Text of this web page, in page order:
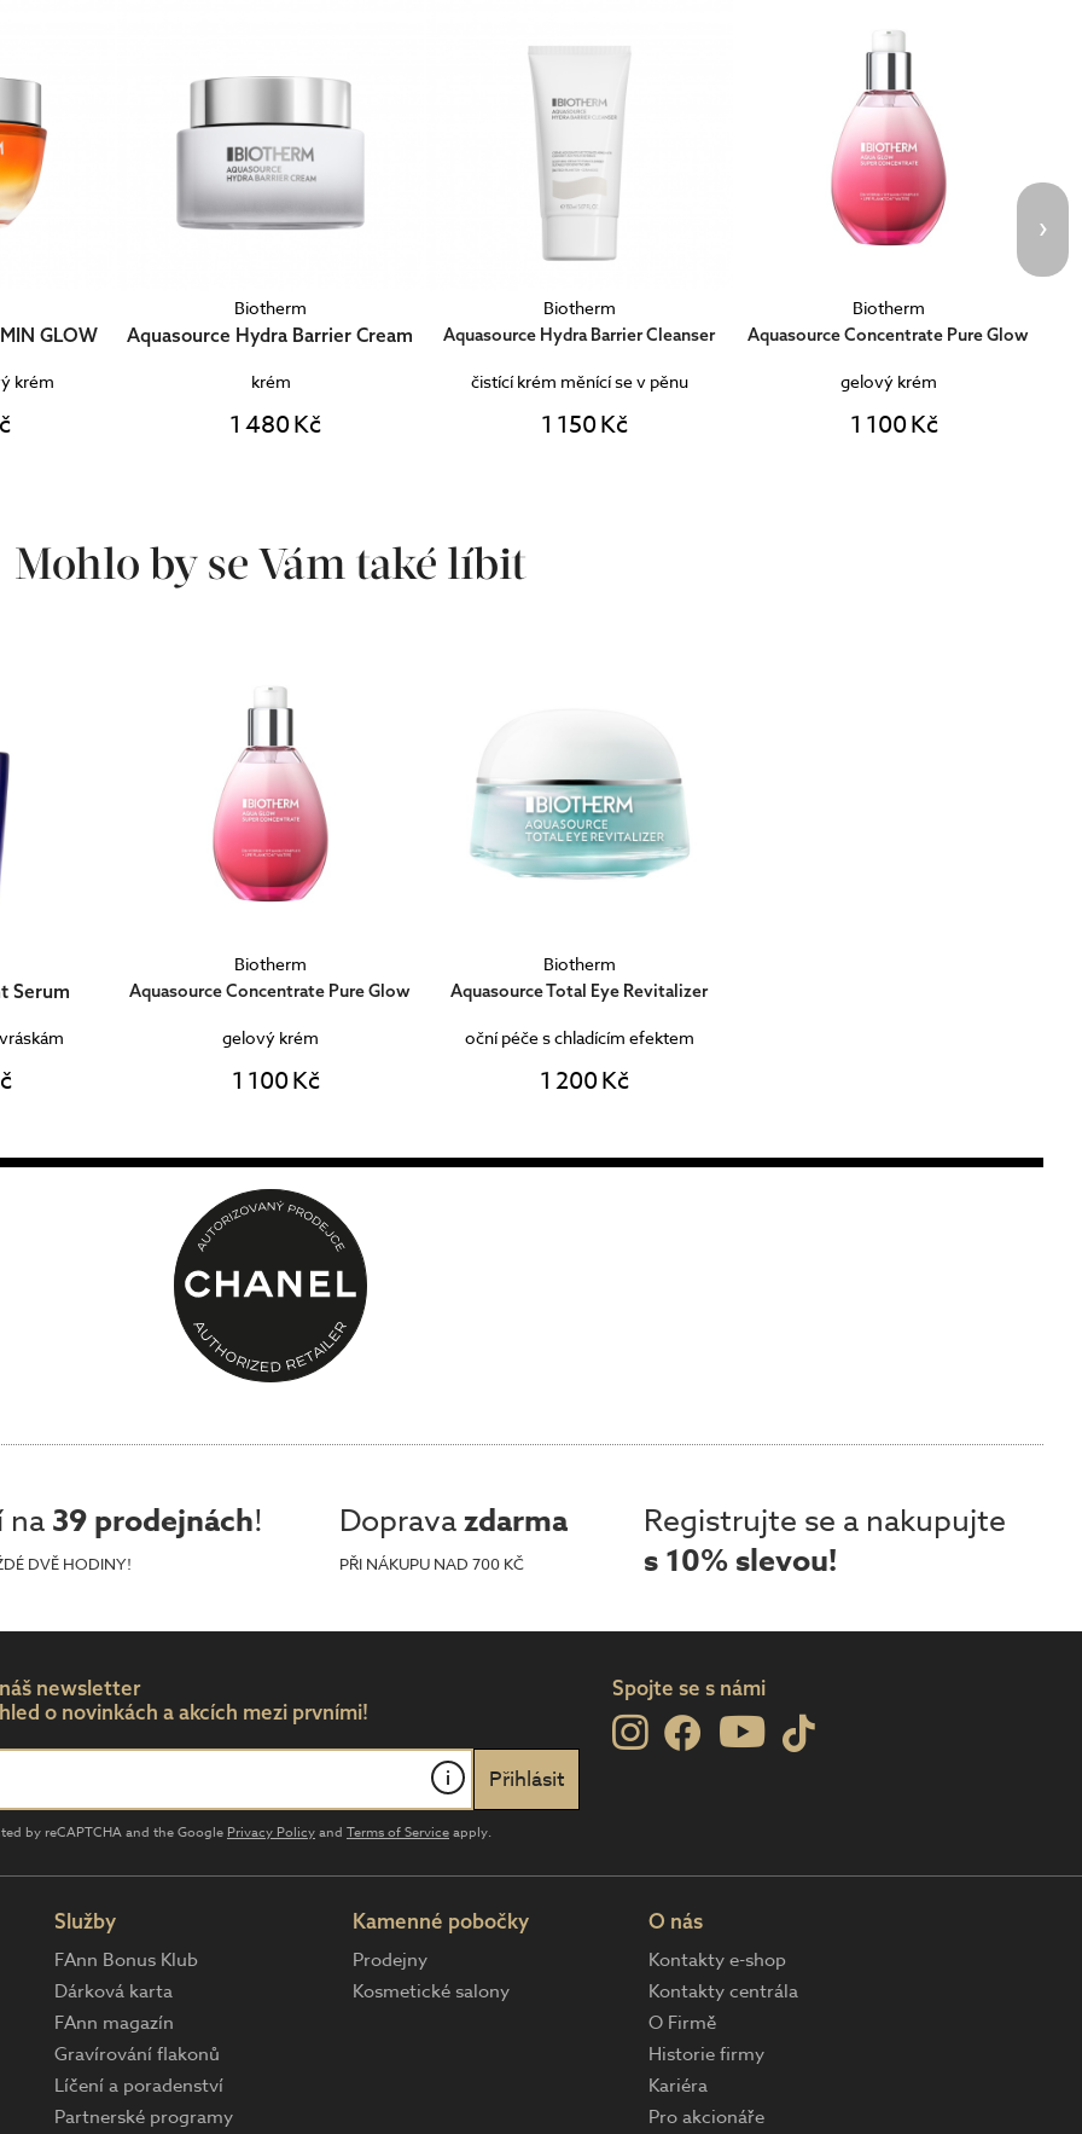
Cream
Biotherm
Aquasource Hydra Barrier Cleanser
čistící krém měnící se v pěnu
1 150 Kč
Biotherm
Aquasource Concentrate Pure Glow
gelový krém
1 100 Kč
Biotherm
Aquasource Concentrate Plump
gelový krém
1 100 Kč
Mohlo by se Vám také líbit
Serum
Biotherm
Aquasource Concentrate Pure Glow
gelový krém
1 100 Kč
Biotherm
Aquasource Total Eye Revitalizer
oční péče s chladícím efektem
1 200 Kč
na 39 prodejnách!
DVĚ HODINY!
Dopravazdarma
PŘI NÁKUPU NAD 700 KČ
Registrujte se a nakupujte
s 10% slevou!
newsletter
o novinkách a akcích mezi prvními!
i
by reCAPTCHA and the Google Privacy Policyand Terms of Serviceapply.
Spojte se s námi
Služby
FAnn Bonus Klub
Dárková karta
FAnn magazín
Gravírování flakonů
Líčení a poradenství
Partnerské programy
Kamenné pobočky
Prodejny
Kosmetické salony
O nás
Kontakty e-shop
Kontakty centrála
O Firmě
Historie firmy
Kariéra
Pro akcionáře